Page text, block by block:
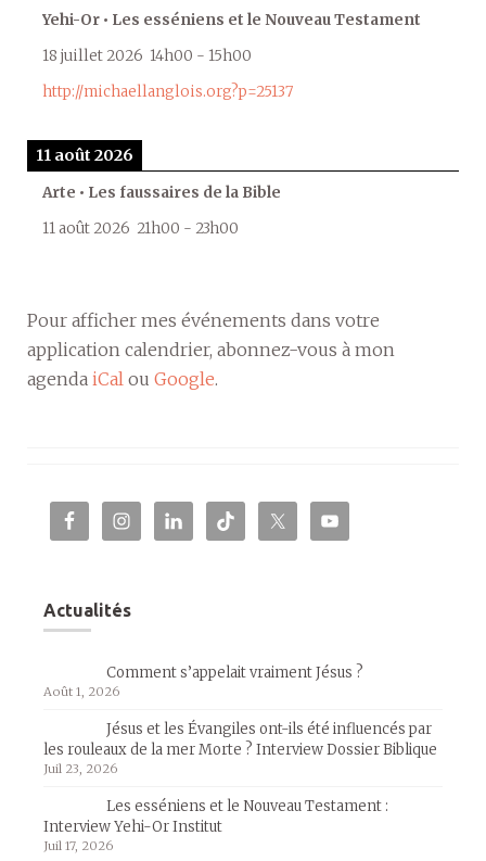
Yehi-Or • Les esséniens et le Nouveau Testament
18 juillet 2026 14h00 - 15h00
http://michaellanglois.org?p=25137
11 août 2026
Arte • Les faussaires de la Bible
11 août 2026 21h00 - 23h00
Pour afficher mes événements dans votre
application calendrier, abonnez-vous à mon
agenda iCal ou Google.
Actualités
Comment s’appelait vraiment Jésus ?
Août 1, 2026
Jésus et les Évangiles ont-ils été influencés par
les rouleaux de la mer Morte ? Interview Dossier Biblique
Juil 23, 2026
Les esséniens et le Nouveau Testament :
Interview Yehi-Or Institut
Juil 17, 2026